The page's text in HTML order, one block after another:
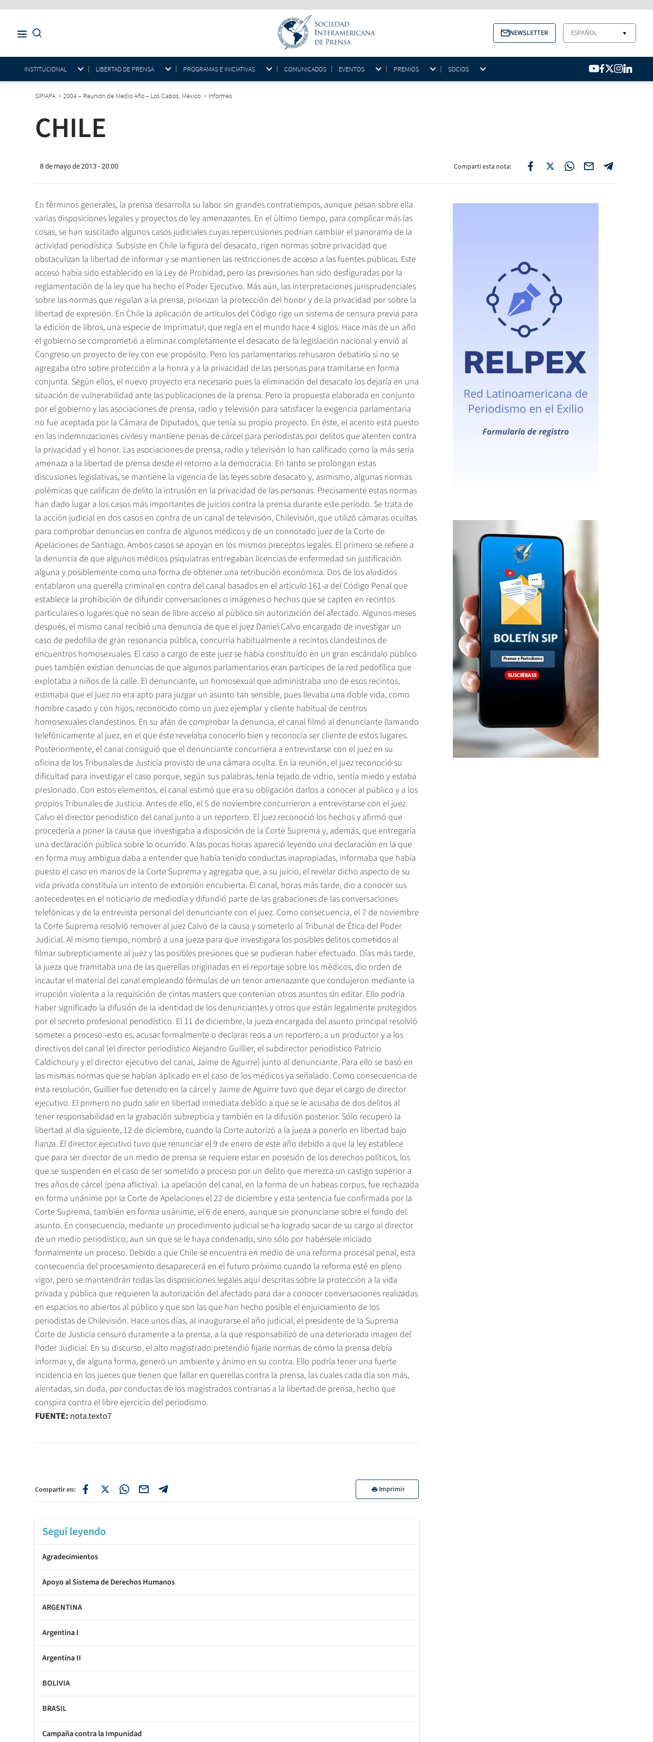
NEWSLETTER ESPAÑOL ▼
INSTITUCIONAL LIBERTAD DE PRENSA PROGRAMAS E INICIATIVAS COMUNICADOS EVENTOS PREMIOS SOCIOS
SIPIAPA >2004 – Reunión de Medio Año – Los Cabos, México > Informes
CHILE
8 de mayo de 2013 - 20:00 Compartí esta nota:
En términos generales, la prensa desarrolla su labor sin grandes contratiempos, aunque pesan sobre ella
varias disposiciones legales y proyectos de ley amenazantes. En el último tiempo, para complicar más las
cosas, se han suscitado algunos casos judiciales cuyas repercusiones podrían cambiar el panorama de la
actividad periodística. Subsiste en Chile la figura del desacato, rigen normas sobre privacidad que
obstaculizan la libertad de informar y se mantienen las restricciones de acceso a las fuentes públicas. Este
acceso había sido establecido en la Ley de Probidad, pero las previsiones han sido desfiguradas por la
reglamentación de la ley que ha hecho el Poder Ejecutivo. Más aún, las interpretaciones jurisprudenciales
sobre las normas que regulan a la prensa, priorizan la protección del honor y de la privacidad por sobre la
libertad de expresión. En Chile la aplicación de artículos del Código rige un sistema de censura previa para
la edición de libros, una especie de Imprimatur, que regía en el mundo hace 4 siglos. Hace más de un año
el gobierno se comprometió a eliminar completamente el desacato de la legislación nacional y envió al
Congreso un proyecto de ley con ese propósito. Pero los parlamentarios rehusaron debatirlo si no se
agregaba otro sobre protección a la honra y a la privacidad de las personas para tramitarse en forma
conjunta. Según ellos, el nuevo proyecto era necesario pues la eliminación del desacato los dejaría en una
situación de vulnerabilidad ante las publicaciones de la prensa. Pero la propuesta elaborada en conjunto
por el gobierno y las asociaciones de prensa, radio y televisión para satisfacer la exigencia parlamentaria
no fue aceptada por la Cámara de Diputados, que tenía su propio proyecto. En éste, el acento está puesto
en las indemnizaciones civiles y mantiene penas de cárcel para periodistas por delitos que atenten contra
la privacidad y el honor. Las asociaciones de prensa, radio y televisión lo han calificado como la más seria
amenaza a la libertad de prensa desde el retorno a la democracia. En tanto se prolongan estas
discusiones legislativas, se mantiene la vigencia de las leyes sobre desacato y, asimismo, algunas normas
polémicas que califican de delito la intrusión en la privacidad de las personas. Precisamente estas normas
han dado lugar a los casos más importantes de juicios contra la prensa durante este período. Se trata de
la acción judicial en dos casos en contra de un canal de televisión, Chilevisión, que utilizó cámaras ocultas
para comprobar denuncias en contra de algunos médicos y de un connotado juez de la Corte de
Apelaciones de Santiago. Ambos casos se apoyan en los mismos preceptos legales. El primero se refiere a
la denuncia de que algunos médicos psiquiatras entregaban licencias de enfermedad sin justificación
alguna y posiblemente como una forma de obtener una retribución económica. Dos de los aludidos
entablaron una querella criminal en contra del canal basados en el artículo 161-a del Código Penal que
establece la prohibición de difundir conversaciones o imágenes o hechos que se capten en recintos
particulares o lugares que no sean de libre acceso al público sin autorización del afectado. Algunos meses
después, el mismo canal recibió una denuncia de que el juez Daniel Calvo encargado de investigar un
caso de pedofilia de gran resonancia pública, concurría habitualmente a recintos clandestinos de
encuentros homosexuales. El caso a cargo de este juez se había constituido en un gran escándalo público
pues también existían denuncias de que algunos parlamentarios eran partícipes de la red pedofílica que
explotaba a niños de la calle. El denunciante, un homosexual que administraba uno de esos recintos,
estimaba que el juez no era apto para juzgar un asunto tan sensible, pues llevaba una doble vida, como
hombre casado y con hijos, reconocido como un juez ejemplar y cliente habitual de centros
homosexuales clandestinos. En su afán de comprobar la denuncia, el canal filmó al denunciante llamando
telefónicamente al juez, en el que éste revelaba conocerlo bien y reconocía ser cliente de estos lugares.
Posteriormente, el canal consiguió que el denunciante concurriera a entrevistarse con el juez en su
oficina de los Tribunales de Justicia provisto de una cámara oculta. En la reunión, el juez reconoció su
dificultad para investigar el caso porque, según sus palabras, tenía tejado de vidrio, sentía miedo y estaba
presionado. Con estos elementos, el canal estimó que era su obligación darlos a conocer al público y a los
propios Tribunales de Justicia. Antes de ello, el 5 de noviembre concurrieron a entrevistarse con el juez
Calvo el director periodístico del canal junto a un reportero. El juez reconoció los hechos y afirmó que
procedería a poner la causa que investigaba a disposición de la Corte Suprema y, además, que entregaría
una declaración pública sobre lo ocurrido. A las pocas horas apareció leyendo una declaración en la que
en forma muy ambigua daba a entender que había tenido conductas inapropiadas, informaba que había
puesto el caso en manos de la Corte Suprema y agregaba que, a su juicio, el revelar dicho aspecto de su
vida privada constituía un intento de extorsión encubierta. El canal, horas más tarde, dio a conocer sus
antecedentes en el noticiario de mediodía y difundió parte de las grabaciones de las conversaciones
telefónicas y de la entrevista personal del denunciante con el juez. Como consecuencia, el 7 de noviembre
la Corte Suprema resolvió remover al juez Calvo de la causa y someterlo al Tribunal de Ética del Poder
Judicial. Al mismo tiempo, nombró a una jueza para que investigara los posibles delitos cometidos al
filmar subrepticiamente al juez y las posibles presiones que se pudieran haber efectuado. Días más tarde,
la jueza que tramitaba una de las querellas originadas en el reportaje sobre los médicos, dio orden de
incautar el material del canal empleando fórmulas de un tenor amenazante que condujeron mediante la
irrupción violenta a la requisición de cintas masters que contenían otros asuntos sin editar. Ello podría
haber significado la difusión de la identidad de los denunciantes y otros que están legalmente protegidos
por el secreto profesional periodístico. El 11 de diciembre, la jueza encargada del asunto principal resolvió
someter a proceso -esto es, acusar formalmente o declarar reos a un reportero, a un productor y a los
directivos del canal (el director periodístico Alejandro Guillier, el subdirector periodístico Patricio
Caldichoury y el director ejecutivo del canal, Jaime de Aguirre) junto al denunciante. Para ello se basó en
las mismas normas que se habían aplicado en el caso de los médicos ya señalado. Como consecuencia de
esta resolución, Guillier fue detenido en la cárcel y Jaime de Aguirre tuvo que dejar el cargo de director
ejecutivo. El primero no pudo salir en libertad inmediata debido a que se le acusaba de dos delitos al
tener responsabilidad en la grabación subrepticia y también en la difusión posterior. Sólo recuperó la
libertad al día siguiente, 12 de diciembre, cuando la Corte autorizó a la jueza a ponerlo en libertad bajo
fianza. El director ejecutivo tuvo que renunciar el 9 de enero de este año debido a que la ley establece
que para ser director de un medio de prensa se requiere estar en posesión de los derechos políticos, los
que se suspenden en el caso de ser sometido a proceso por un delito que merezca un castigo superior a
tres años de cárcel (pena aflictiva). La apelación del canal, en la forma de un habeas corpus, fue rechazada
en forma unánime por la Corte de Apelaciones el 22 de diciembre y esta sentencia fue confirmada por la
Corte Suprema, también en forma unánime, el 6 de enero, aunque sin pronunciarse sobre el fondo del
asunto. En consecuencia, mediante un procedimiento judicial se ha logrado sacar de su cargo al director
de un medio periodístico, aun sin que se le haya condenado, sino sólo por habérsele iniciado
formalmente un proceso. Debido a que Chile se encuentra en medio de una reforma procesal penal, esta
consecuencia del procesamiento desaparecerá en el futuro próximo cuando la reforma esté en pleno
vigor, pero se mantendrán todas las disposiciones legales aquí descritas sobre la protección a la vida
privada y pública que requieren la autorización del afectado para dar a conocer conversaciones realizadas
en espacios no abiertos al público y que son las que han hecho posible el enjuiciamiento de los
periodistas de Chilevisión. Hace unos días, al inaugurarse el año judicial, el presidente de la Suprema
Corte de Justicia censuró duramente a la prensa, a la que responsabilizó de una deteriorada imagen del
Poder Judicial. En su discurso, el alto magistrado pretendió fijarle normas de cómo la prensa debía
informar y, de alguna forma, generó un ambiente y ánimo en su contra. Ello podría tener una fuerte
incidencia en los jueces que tienen que fallar en querellas contra la prensa, las cuales cada día son más,
alentadas, sin duda, por conductas de los magistrados contrarias a la libertad de prensa, hecho que
conspira contra el libre ejercicio del periodismo.
FUENTE: nota.texto7
Compartir en: Imprimir
Seguí leyendo
Agradecimientos
Apoyo al Sistema de Derechos Humanos
ARGENTINA
Argentina I
Argentina II
BOLIVIA
BRASIL
Campaña contra la Impunidad